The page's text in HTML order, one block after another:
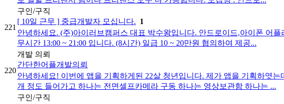
221
구인/구직
[ 10일 근무 ] 중급개발자 모십니다. 1
안녕하세요. (주)아이러브캠퍼스 대표 박수왕입니다. 안드로이드,아이폰 어
무시간 13:00 ~ 21:00 입니다. (8시간) 일급 10 ~ 20만원 협의하여 제공...
220
개발 의뢰
간단한어플개발의뢰
안녕하세요! 이번에 앱을 기획하게된 22살 청년입니다. 제가 앱을 기획하엿
개 정도 들어가고 하나는 전면셀프카메라 구동 하나는 영상보관함 하나는 ...
구인/구직